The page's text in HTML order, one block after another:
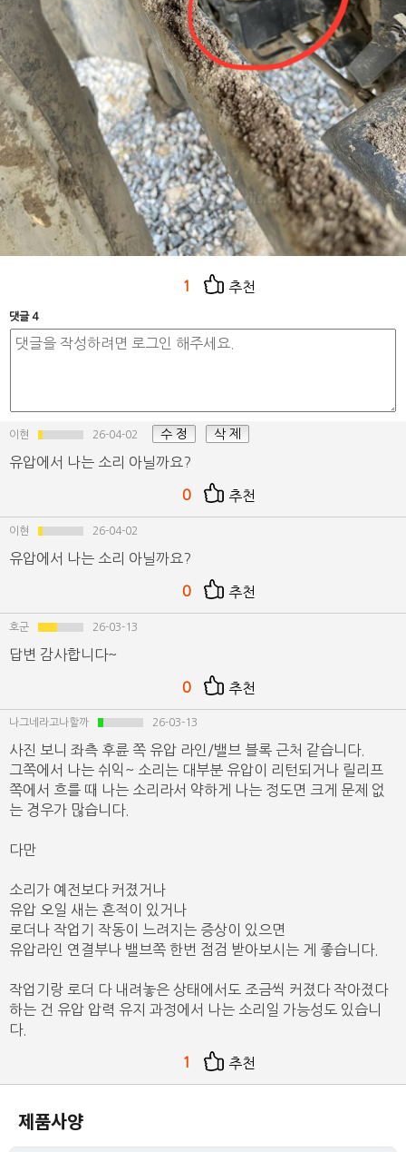
1 추천
댓글 4
이현 26-04-02 수 정 삭 제
유압에서 나는 소리 아닐까요?
0 추천
이현 26-04-02
유압에서 나는 소리 아닐까요?
0 추천
호군 26-03-13
답변 감사합니다~
0 추천
나그네라고나할까 26-03-13
사진 보니 좌측 후륜 쪽 유압 라인/밸브 블록 근처 같습니다.
그쪽에서 나는 쉬익~ 소리는 대부분 유압이 리턴되거나 릴리프
쪽에서 흐를 때 나는 소리라서 약하게 나는 정도면 크게 문제 없
는 경우가 많습니다.
다만
소리가 예전보다 커졌거나
유압 오일 새는 흔적이 있거나
로더나 작업기 작동이 느려지는 증상이 있으면
유압라인 연결부나 밸브쪽 한번 점검 받아보시는 게 좋습니다.
작업기랑 로더 다 내려놓은 상태에서도 조금씩 커졌다 작아졌다
하는 건 유압 압력 유지 과정에서 나는 소리일 가능성도 있습니
다.
1 추천
제품사양